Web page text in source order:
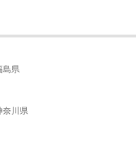
島県
奈川県